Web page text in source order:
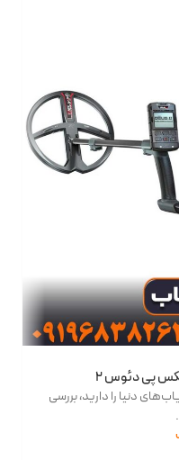
پی دئوس 2
دنیا را دارید، بررسی